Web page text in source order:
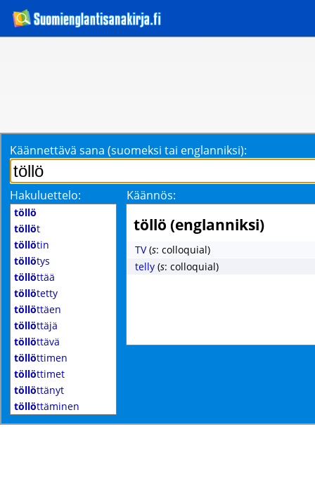
Käännettävä sana (suomeksi tai englanniksi):
Hakuluettelo: Käännös:
töllö
töllöt
töllötin
töllötys
töllöttää
töllötetty
töllöttäen
töllöttäjä
töllöttävä
töllöttimen
töllöttimet
töllöttänyt
töllöttäminen
töllö (englanniksi)
TV(s: colloquial)
telly (s: colloquial)